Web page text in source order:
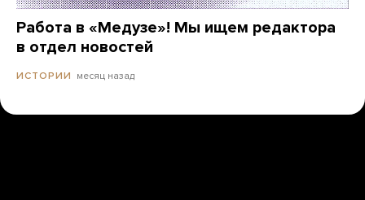
Работа в «Медузе»! Мы ищем редактора
в отдел новостей
ИСТОРИИ месяц назад